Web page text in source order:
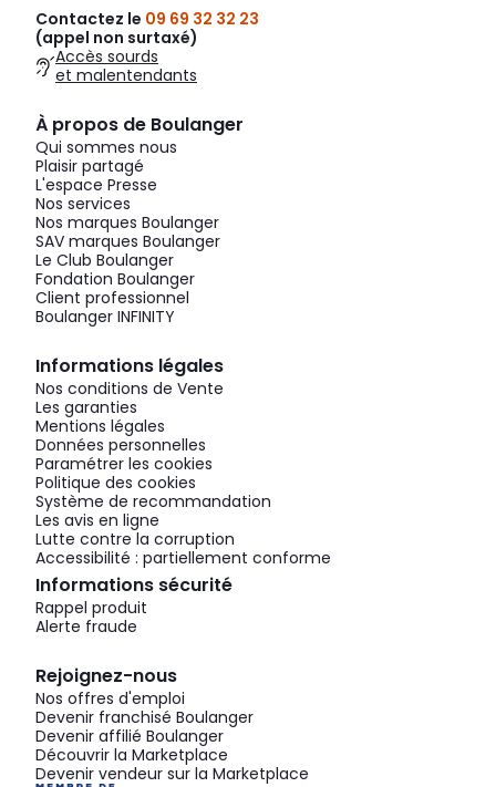
Contactez le 09 69 32 32 23
(appel non surtaxé)
Accès sourds
et malentendants
À propos de Boulanger
Qui sommes nous
Plaisir partagé
L'espace Presse
Nos services
Nos marques Boulanger
SAV marques Boulanger
Le Club Boulanger
Fondation Boulanger
Client professionnel
Boulanger INFINITY
Informations légales
Nos conditions de Vente
Les garanties
Mentions légales
Données personnelles
Paramétrer les cookies
Politique des cookies
Système de recommandation
Les avis en ligne
Lutte contre la corruption
Accessibilité : partiellement conforme
Informations sécurité
Rappel produit
Alerte fraude
Rejoignez-nous
Nos offres d'emploi
Devenir franchisé Boulanger
Devenir affilié Boulanger
Découvrir la Marketplace
Devenir vendeur sur la Marketplace